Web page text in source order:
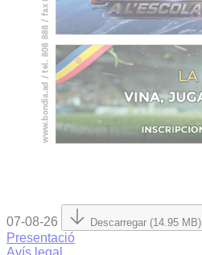
07-08-26 Descarregar (14.95 MB)
Presentació